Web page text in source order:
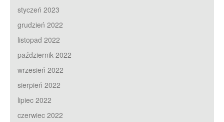
styczeń 2023
grudzień 2022
listopad 2022
październik 2022
wrzesień 2022
sierpień 2022
lipiec 2022
czerwiec 2022